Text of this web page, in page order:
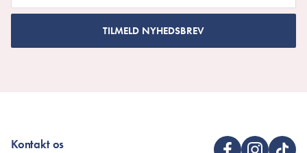
TILMELD NYHEDSBREV
Kontakt os